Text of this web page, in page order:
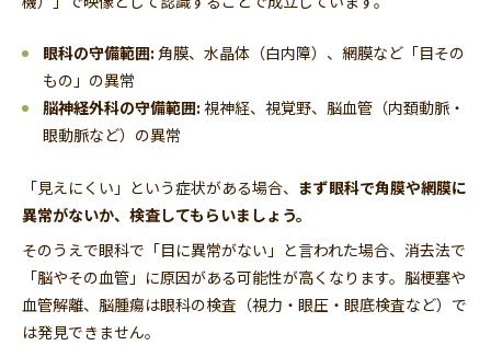
眼科の守備範囲: 角膜、水晶体（白内障）、網膜など「目その
もの」の異常
脳神経外科の守備範囲: 視神経、視覚野、脳血管（内頚動脈・
眼動脈など）の異常
「見えにくい」という症状がある場合、 まず眼科で角膜や網膜に
異常がないか、検査してもらいましょう。
そのうえで眼科で「目に異常がない」と言われた場合、消去法で
「脳やその血管」に原因がある可能性が高くなります。脳梗塞や
血管解離、脳腫瘍は眼科の検査（視力・眼圧・眼底検査など）で
は発見できません。